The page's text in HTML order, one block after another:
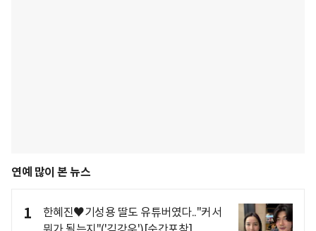
연예 많이 본 뉴스
1
한혜진♥기성용 딸도 유튜버였다.."커서